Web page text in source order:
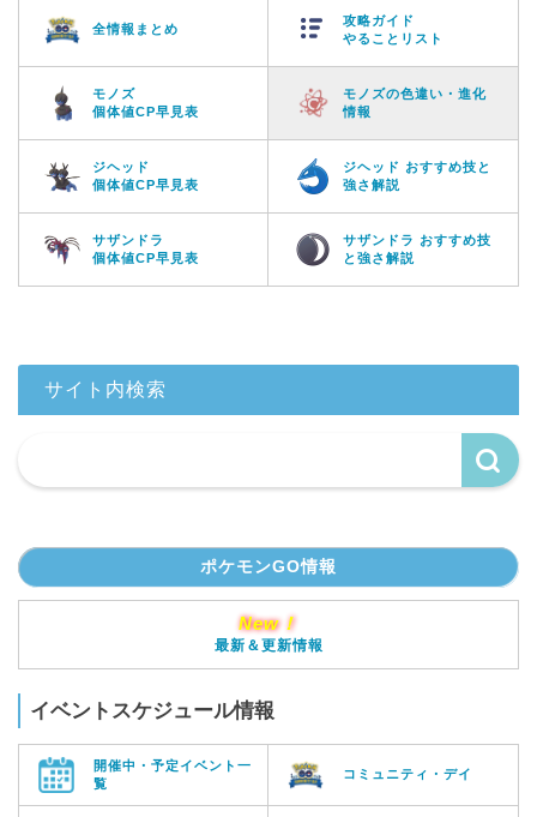
全情報まとめ
攻略ガイド
やることリスト
モノズ
個体値CP早見表
モノズの色違い・進化
情報
ジヘッド
個体値CP早見表
ジヘッド おすすめ技と
強さ解説
サザンドラ
個体値CP早見表
サザンドラ おすすめ技
と強さ解説
サイト内検索
ポケモンGO情報
New！
最新＆更新情報
イベントスケジュール情報
開催中・予定イベント一
覧
コミュニティ・デイ